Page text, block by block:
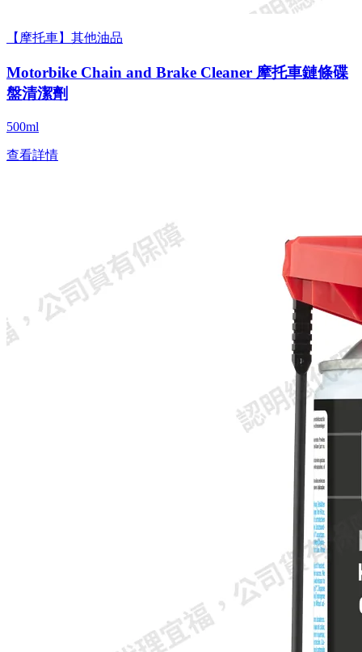
【摩托車】其他油品
Motorbike Chain and Brake Cleaner 摩托車鏈條碟
盤清潔劑
500ml
查看詳情